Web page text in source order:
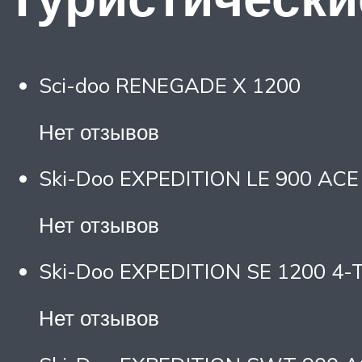
Sci-doo RENEGADE X 1200
Нет отзывов
Ski-Doo EXPEDITION LE 900 ACE
Нет отзывов
Ski-Doo EXPEDITION SE 1200 4-
Нет отзывов